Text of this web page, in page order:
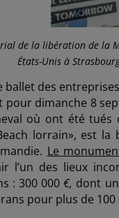
de la libération de la
États-Unis à
ballet des
dimanche 8
où ont été tués
lorrain», est
Le
l’un des lieux
: 300 000€, dont
pour plus de 100